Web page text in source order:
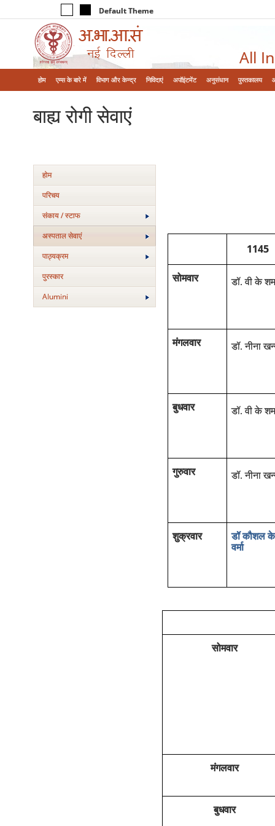
Default Theme
All
होम एम्‍स के बारे में विभाग और केन्‍द्र निविदाएं अपॉइंटमेंट अनुसंधान पुस्तकालय
बाह्य रोगी सेवाएं
होम
परिचय
संकाय / स्टाफ
अस्‍पताल सेवाएं
पाठ्यक्रम
पुरस्‍कार
Alumini
1145
सोमवार
डॉ. वी के
मंगलवार डॉ. नीना
बुधवार डॉ. वी के
गुरुवार डॉ. नीना
शुक्रवार
डॉ कौशल के
वर्मा
सोमवार
मंगलवार
बुधवार